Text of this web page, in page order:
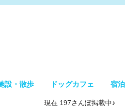
設・散歩 ドッグカフェ 宿
現在 197さんぽ掲載中♪